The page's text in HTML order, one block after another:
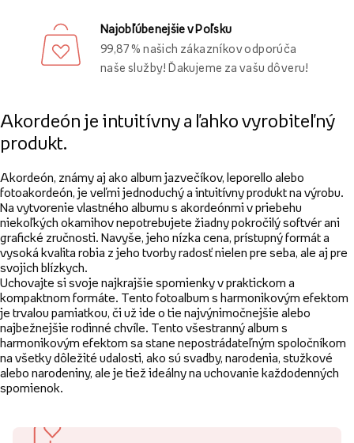
Najobľúbenejšie v Poľsku
99,87 % našich zákazníkov odporúča
naše služby! Ďakujeme za vašu dôveru!
Akordeón je intuitívny a ľahko vyrobiteľný
produkt.
Akordeón, známy aj ako album jazvečíkov, leporello alebo
fotoakordeón, je veľmi jednoduchý a intuitívny produkt na výrobu.
Na vytvorenie vlastného albumu s akordeónmi v priebehu
niekoľkých okamihov nepotrebujete žiadny pokročilý softvér ani
grafické zručnosti. Navyše, jeho nízka cena, prístupný formát a
vysoká kvalita robia z jeho tvorby radosť nielen pre seba, ale aj pre
svojich blízkych.
Uchovajte si svoje najkrajšie spomienky v praktickom a
kompaktnom formáte. Tento fotoalbum s harmonikovým efektom
je trvalou pamiatkou, či už ide o tie najvýnimočnejšie alebo
najbežnejšie rodinné chvíle. Tento všestranný album s
harmonikovým efektom sa stane nepostrádateľným spoločníkom
na všetky dôležité udalosti, ako sú svadby, narodenia, stužkové
alebo narodeniny, ale je tiež ideálny na uchovanie každodenných
spomienok.